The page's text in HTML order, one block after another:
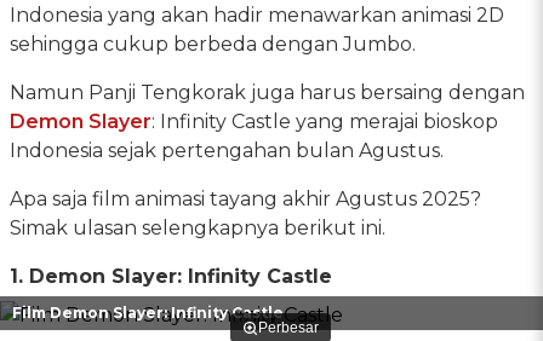
Indonesia yang akan hadir menawarkan animasi 2D
sehingga cukup berbeda dengan Jumbo.
Namun Panji Tengkorak juga harus bersaing dengan
Demon Slayer: Infinity Castle yang merajai bioskop
Indonesia sejak pertengahan bulan Agustus.
Apa saja film animasi tayang akhir Agustus 2025?
Simak ulasan selengkapnya berikut ini.
1. Demon Slayer: Infinity Castle
Perbesar
Film Demon Slayer: Infinity Castle